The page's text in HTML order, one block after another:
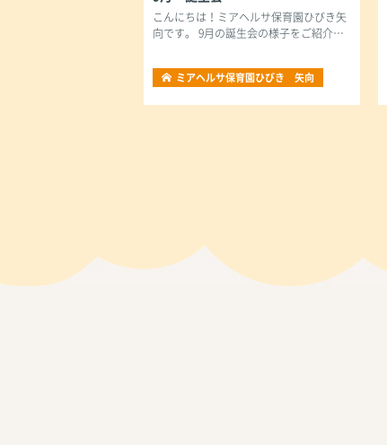
こんにちは！ミアヘルサ保育園ひびき矢
向です。 9月の誕生会の様子をご紹介…
ミアヘルサ保育園ひびき 矢向